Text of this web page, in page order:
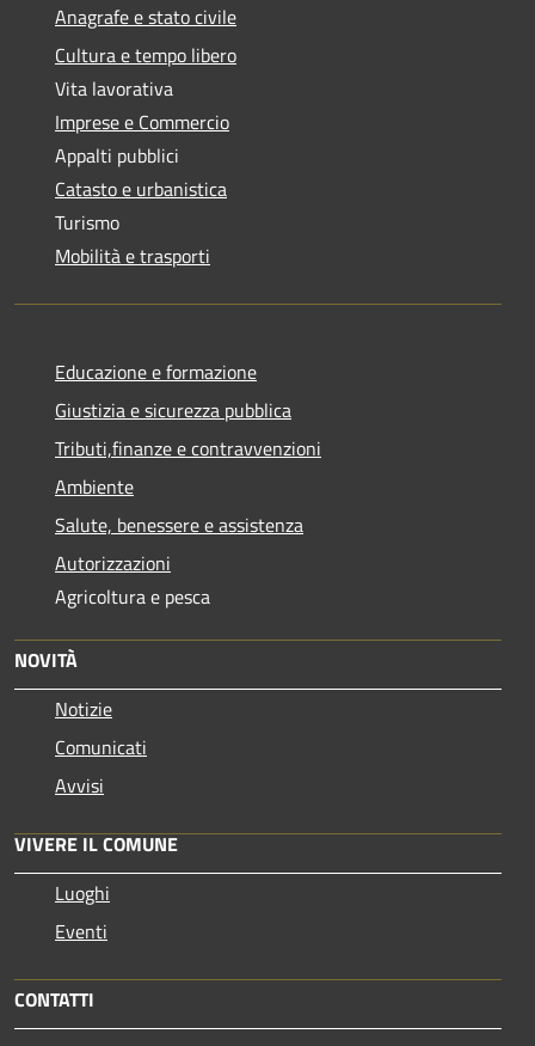
Anagrafe e stato civile
Cultura e tempo libero
Vita lavorativa
Imprese e Commercio
Appalti pubblici
Catasto e urbanistica
Turismo
Mobilità e trasporti
Educazione e formazione
Giustizia e sicurezza pubblica
Tributi,finanze e contravvenzioni
Ambiente
Salute, benessere e assistenza
Autorizzazioni
Agricoltura e pesca
NOVITÀ
Notizie
Comunicati
Avvisi
VIVERE IL COMUNE
Luoghi
Eventi
CONTATTI